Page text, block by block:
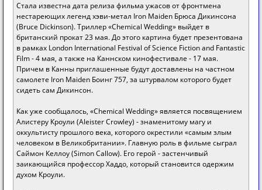
Стала известна дата релиза фильма ужасов от фронтмена
нестареющих легенд хэви-метал Iron Maiden Брюса Дикинсона
(Bruce Dickinson). Триллер «Chemical Wedding» выйдет в
британский прокат 23 мая. До этого картина будет презентована
в рамках London International Festival of Science Fiction and Fantastic
Film - 4 мая, а также на Каннском кинофестивале - 17 мая.
Причем в Канны приглашенные будут доставлены на частном
самолете Iron Maiden Боинг 757, за штурвалом которого будет
сидеть сам Дикинсон.
Как уже сообщалось, «Chemical Wedding» является посвящением
Алистеру Кроули (Aleister Crowley) - знаменитому магу и
оккультисту прошлого века, которого окрестили «самым злым
человеком в Великобритании». Главную роль в фильме сыграл
Саймон Келлоу (Simon Callow). Его герой - застенчивый
заикающийся профессор Хаддо, который становится одержим
духом Кроули.